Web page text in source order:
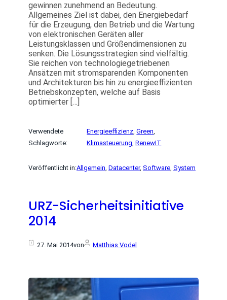
gewinnen zunehmend an Bedeutung.
Allgemeines Ziel ist dabei, den Energiebedarf
für die Erzeugung, den Betrieb und die Wartung
von elektronischen Geräten aller
Leistungsklassen und Größendimensionen zu
senken. Die Lösungsstrategien sind vielfältig.
Sie reichen von technologiegetriebenen
Ansätzen mit stromsparenden Komponenten
und Architekturen bis hin zu energieeffizienten
Betriebskonzepten, welche auf Basis
optimierter […]
Verwendete
Schlagworte:
Energieeffizienz , Green
Klimasteuerung , RenewIT
Veröffentlicht in:Allgemein Datacenter, Software System
URZ-Sicherheitsinitiative
2014
27. Mai 2014von Matthias Vodel